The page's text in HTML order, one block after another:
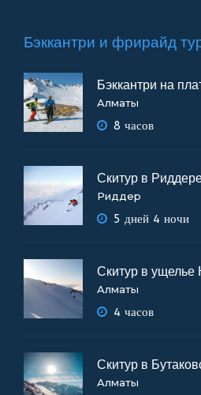
Бэккантри и фрирайд
Бэккантри на
Алматы
8 часов
Скитур в
Риддер
5 дней 4 ночи
Скитур в ущелье
Алматы
4 часов
Скитур в
Алматы